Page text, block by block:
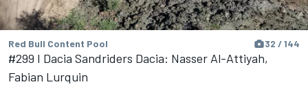
Red Bull Content Pool 32 / 144
#299 I Dacia Sandriders Dacia: Nasser Al-Attiyah,
Fabian Lurquin